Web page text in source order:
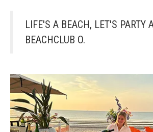
LIFE'S A BEACH, LET'S PARTY
BEACHCLUB O.